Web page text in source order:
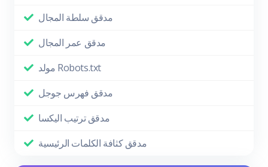
مدقق سلطة المجال
مدقق عمر المجال
مولد Robots.txt
مدقق فهرس جوجل
مدقق ترتيب اليكسا
مدقق كثافة الكلمات الرئيسية